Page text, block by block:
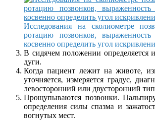
Исследования на сколиометре
ротацию позвонков, выраженность
косвенно определить угол
В сидячем положении определяется
дуги.
Когда пациент лежит на животе,
уточняется, измеряется градус,
левосторонний или двусторонний тип
Прощупываются позвонки.
определения силы спазма и
вогнутых мест.